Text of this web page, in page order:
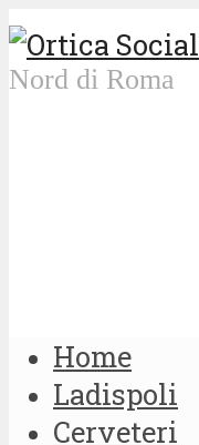
Nord di Roma
Home
Ladispoli
Cerveteri